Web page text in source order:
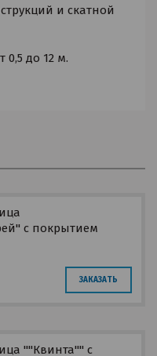
и скатной
0,5 до 12 м.
с покрытием
ЗАКАЗАТЬ
""Квинта"" с